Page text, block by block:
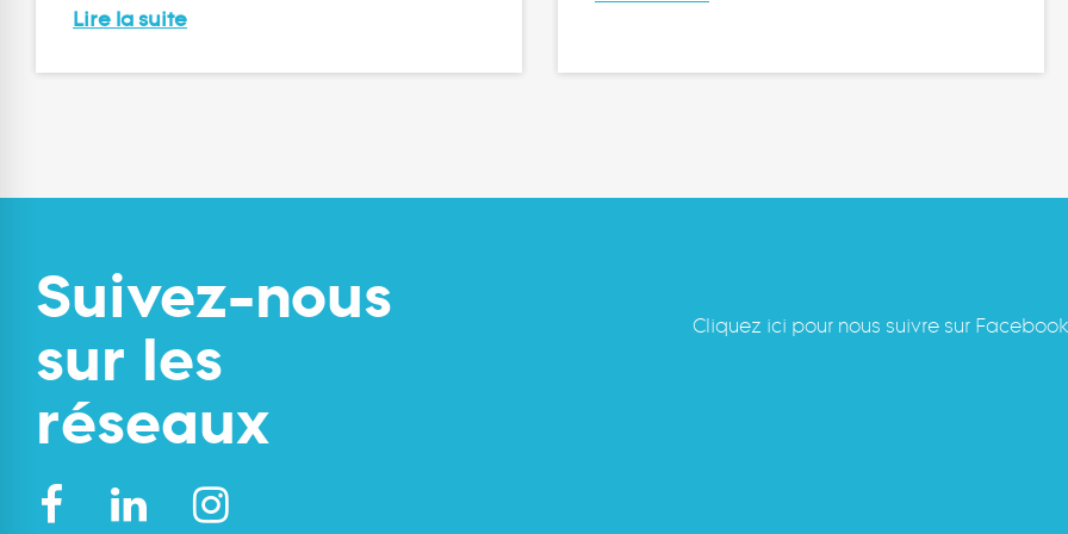
Lire la suite
Suivez-nous
sur les
réseaux
Cliquez ici pour nous suivre sur Facebook